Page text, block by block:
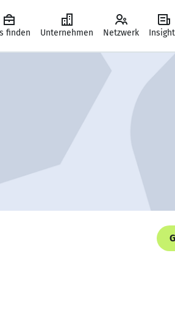
finden Unternehmen Netzwerk